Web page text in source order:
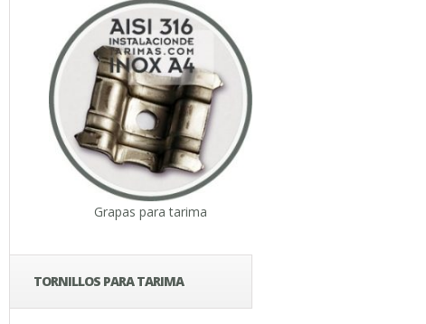
Grapas para tarima
TORNILLOS PARA TARIMA